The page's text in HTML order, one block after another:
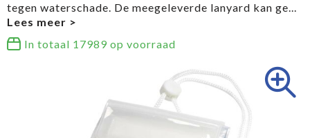
Werkkleding
tegen waterschade. De meegeleverde lanyard kan ge...
In totaal 17989 op voorraad